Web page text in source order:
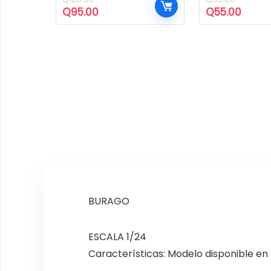
El
precio
Q95.00El
precio
El
precio
Q55.00El
BURAGO
ESCALA 1/24
Características: Modelo disponible